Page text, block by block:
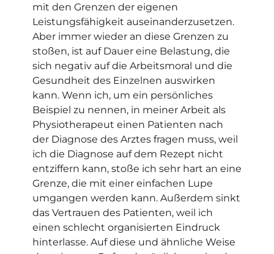
mit den Grenzen der eigenen
Leistungsfähigkeit auseinanderzusetzen.
Aber immer wieder an diese Grenzen zu
stoßen, ist auf Dauer eine Belastung, die
sich negativ auf die Arbeitsmoral und die
Gesundheit des Einzelnen auswirken
kann. Wenn ich, um ein persönliches
Beispiel zu nennen, in meiner Arbeit als
Physiotherapeut einen Patienten nach
der Diagnose des Arztes fragen muss, weil
ich die Diagnose auf dem Rezept nicht
entziffern kann, stoße ich sehr hart an eine
Grenze, die mit einer einfachen Lupe
umgangen werden kann. Außerdem sinkt
das Vertrauen des Patienten, weil ich
einen schlecht organisierten Eindruck
hinterlasse. Auf diese und ähnliche Weise